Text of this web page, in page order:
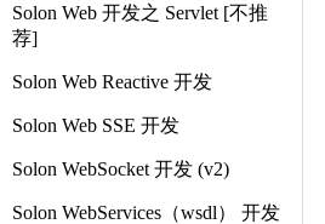
Solon Web 开发之 Servlet [不推
荐]
Solon Web Reactive 开发
Solon Web SSE 开发
Solon WebSocket 开发 (v2)
Solon WebServices（wsdl） 开发